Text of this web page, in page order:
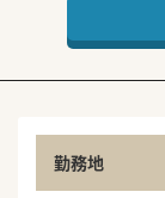
勤務地